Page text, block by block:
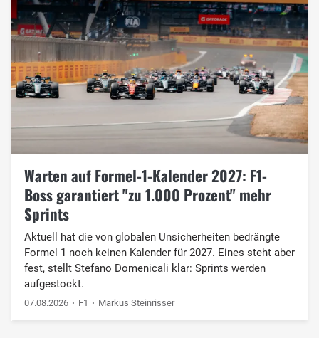
Warten auf Formel-1-Kalender 2027: F1-
Boss garantiert "zu 1.000 Prozent" mehr
Sprints
Aktuell hat die von globalen Unsicherheiten bedrängte
Formel 1 noch keinen Kalender für 2027. Eines steht aber
fest, stellt Stefano Domenicali klar: Sprints werden
aufgestockt.
07.08.2026 F1 Markus Steinrisser